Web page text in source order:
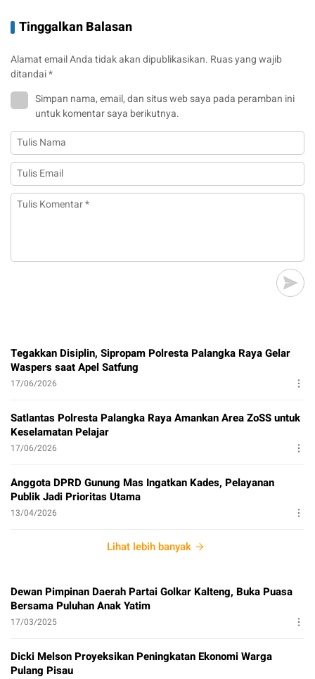
Tinggalkan Balasan
Alamat email Anda tidak akan dipublikasikan. Ruas yang wajib
ditandai*
Simpan nama, email, dan situs web saya pada peramban ini
untuk komentar saya berikutnya.
Tegakkan Disiplin, Sipropam Polresta Palangka Raya Gelar
Waspers saat Apel Satfung
17/06/2026
Satlantas Polresta Palangka Raya Amankan Area ZoSS untuk
Keselamatan Pelajar
17/06/2026
Anggota DPRD Gunung Mas Ingatkan Kades, Pelayanan
Publik Jadi Prioritas Utama
13/04/2026
Lihat lebih banyak
Dewan Pimpinan Daerah Partai Golkar Kalteng, Buka Puasa
Bersama Puluhan Anak Yatim
17/03/2025
Dicki Melson Proyeksikan Peningkatan Ekonomi Warga
Pulang Pisau